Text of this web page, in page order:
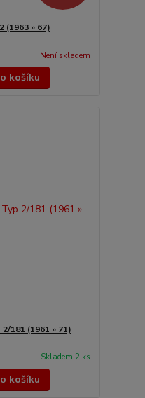
(1963 » 67)
Není skladem
košíku
181 (1961 » 71)
Skladem 2 ks
košíku